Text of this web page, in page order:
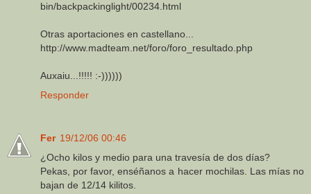
bin/backpackinglight/00234.html
Otras aportaciones en castellano...
http://www.madteam.net/foro/foro_resultado.php
Auxaiu...!!!!! :-))))))
Responder
Fer 19/12/06 00:46
¿Ocho kilos y medio para una travesía de dos días?
Pekas, por favor, enséñanos a hacer mochilas. Las mías no
bajan de 12/14 kilitos.